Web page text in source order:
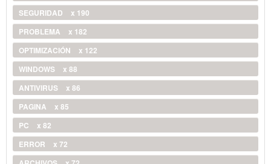
SEGURIDAD
x 190
PROBLEMA
x 182
OPTIMIZACIÓN
x 122
WINDOWS
x 88
ANTIVIRUS
x 86
PAGINA
x 85
PC
x 82
ERROR
x 72